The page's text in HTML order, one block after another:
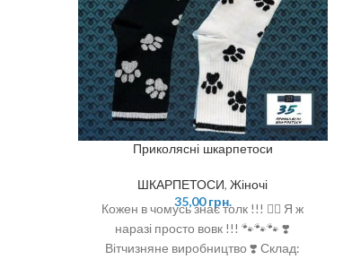
Приколясні шкарпетоси
ШКАРПЕТОСИ,Жіночі
35,00грн.
Кожен в чомусь знає толк !!! ☝🏻 Я ж
наразі просто вовк !!! 🐾🐾🐾 ❣️
Вітчизняне виробництво ❣️ Склад: